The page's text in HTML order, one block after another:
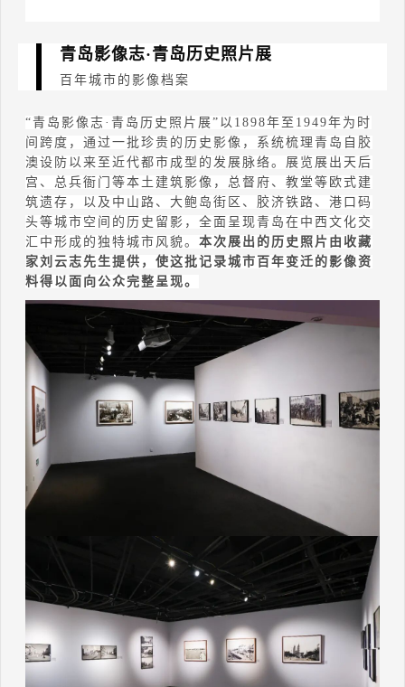
青岛影像志·青岛历史照片展
百年城市的影像档案
“青岛影像志 · 青岛历史照片展” 以 1898年至 1949年为时
间跨度，通过一批珍贵的历史影像，系统梳理青岛自胶
澳设防以来至近代都市成型的发展脉络。展览展出天后
宫、总兵衙门等本土建筑影像，总督府、教堂等欧式建
筑遗存，以及中山路、大鲍岛街区、胶济铁路、港口码
头等城市空间的历史留影，全面呈现青岛在中西文化交
汇中形成的独特城市风貌。 本次展出的历史照片由收藏
家刘云志先生提供，使这批记录城市百年变迁的影像资
料得以面向公众完整呈现。